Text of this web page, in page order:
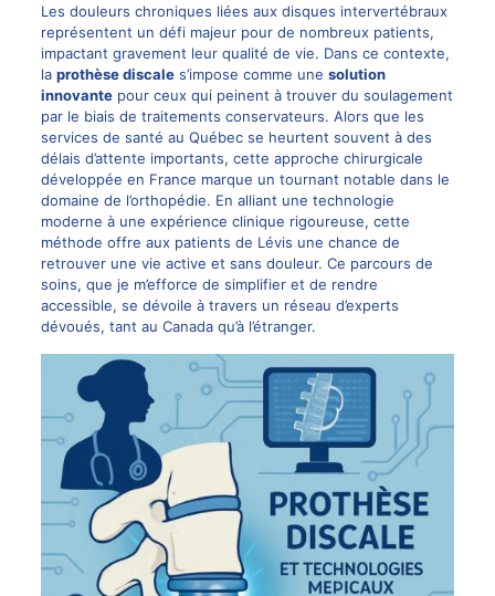
Les douleurs chroniques liées aux disques intervertébraux
représentent un défi majeur pour de nombreux patients,
impactant gravement leur qualité de vie. Dans ce contexte,
la prothèse discales’impose comme une solution
innovantepour ceux qui peinent à trouver du soulagement
par le biais de traitements conservateurs. Alors que les
services de santé au Québec se heurtent souvent à des
délais d’attente importants, cette approche chirurgicale
développée en France marque un tournant notable dans le
domaine de l’orthopédie. En alliant une technologie
moderne à une expérience clinique rigoureuse, cette
méthode offre aux patients de Lévis une chance de
retrouver une vie active et sans douleur. Ce parcours de
soins, que je m’efforce de simplifier et de rendre
accessible, se dévoile à travers un réseau d’experts
dévoués, tant au Canada qu’à l’étranger.